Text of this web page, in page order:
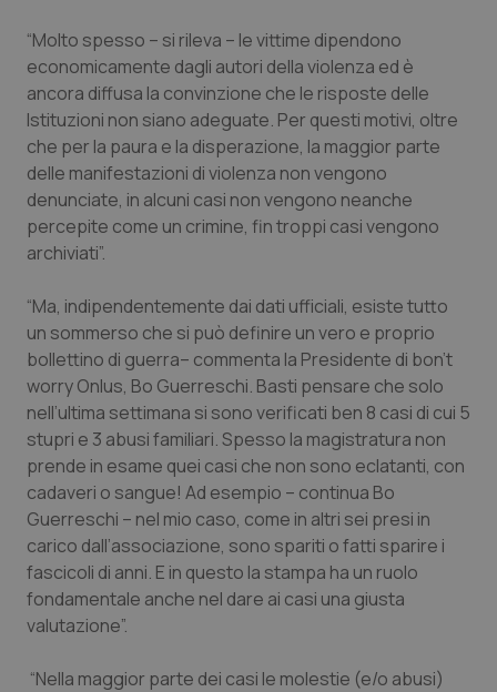
Oncologia & Nutrizione
Psoriasi & pelle
Quotidiano Cardiologia
Quotidiano Chirurgia
Quotidiano Oncologia
Quotidiano Pediatria
Rene & patologie urogenitali
Salute orale & impianti
Sangue & coagulazione
Tiroide
“Molto spesso – si rileva – le vittime dipendono
economicamente dagli autori della violenza ed è
ancora diffusa la convinzione che le risposte delle
Istituzioni non siano adeguate. Per questi motivi, oltre
che per la paura e la disperazione, la maggior parte
delle manifestazioni di violenza non vengono
denunciate, in alcuni casi non vengono neanche
percepite come un crimine, fin troppi casi vengono
archiviati”.
“Ma, indipendentemente dai dati ufficiali, esiste tutto
un sommerso che si può definire un vero e proprio
bollettino di guerra– commenta la Presidente di bon’t
worry Onlus, Bo Guerreschi. Basti pensare che solo
nell’ultima settimana si sono verificati ben 8 casi di cui 5
stupri e 3 abusi familiari. Spesso la magistratura non
prende in esame quei casi che non sono eclatanti, con
cadaveri o sangue! Ad esempio – continua Bo
Guerreschi – nel mio caso, come in altri sei presi in
carico dall’associazione, sono spariti o fatti sparire i
fascicoli di anni. E in questo la stampa ha un ruolo
fondamentale anche nel dare ai casi una giusta
valutazione”.
“Nella maggior parte dei casi le molestie (e/o abusi)